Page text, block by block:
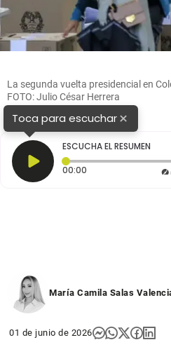
La segunda vuelta presidencial en
FOTO: Julio César Herrera
Toca para escuchar×
ESCUCHA EL RESUMEN
00:00 Tiempo
María Camila Salas
01 de junio de 2026